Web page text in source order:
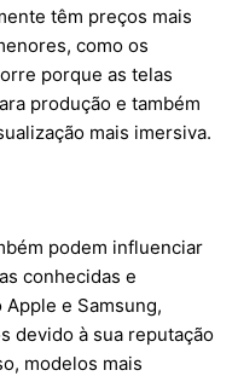
têm preços mais
como os
porque as telas
produção e também
mais imersiva.
podem influenciar
conhecidas e
e Samsung,
devido à sua reputação
modelos mais